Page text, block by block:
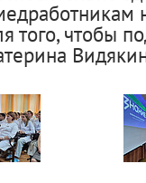
того, чтобы